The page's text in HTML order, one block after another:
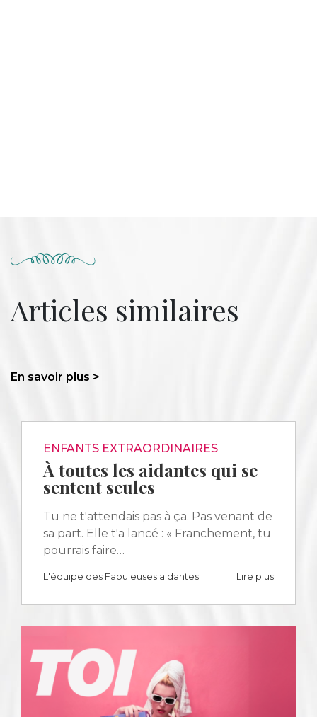
Articles similaires
En savoir plus >
ENFANTS EXTRAORDINAIRES
À toutes les aidantes qui se
sentent seules
Tu ne t'attendais pas à ça. Pas venant de
sa part. Elle t'a lancé : « Franchement, tu
pourrais faire…
L'équipe des Fabuleuses aidantes Lire plus